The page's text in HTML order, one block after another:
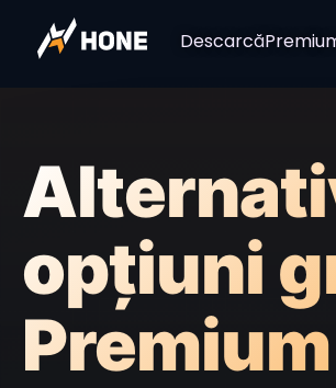
Descarcă
opțiuni
Premium